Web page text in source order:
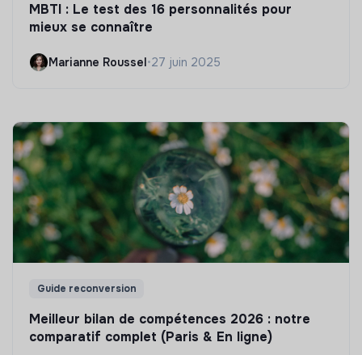
MBTI : Le test des 16 personnalités pour
mieux se connaître
Marianne Roussel•27 juin 2025
Guide reconversion
Meilleur bilan de compétences 2026 : notre
comparatif complet (Paris & En ligne)